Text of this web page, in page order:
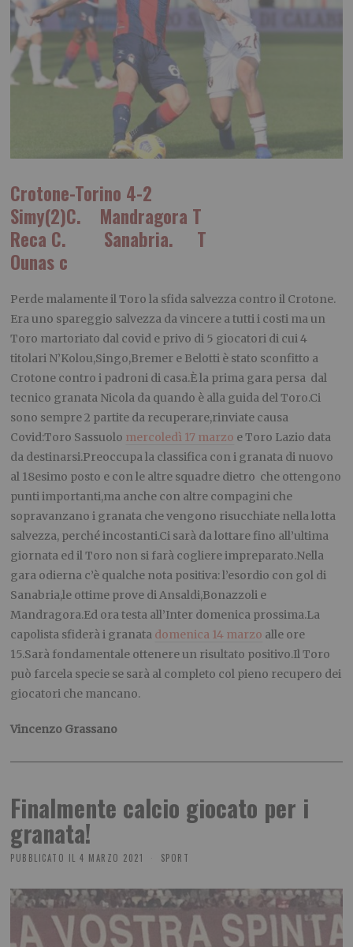
Crotone-Torino 4-2
Simy(2)C. Mandragora T
Reca C. Sanabria. T
Ounas c
Perde malamente il Toro la sfida salvezza contro il Crotone.
Era uno spareggio salvezza da vincere a tutti i costi ma un
Toro martoriato dal covid e privo di 5 giocatori di cui 4
titolari N’Kolou,Singo,Bremer e Belotti è stato sconfitto a
Crotone contro i padroni di casa.È la prima gara persa dal
tecnico granata Nicola da quando è alla guida del Toro.Ci
sono sempre 2 partite da recuperare,rinviate causa
Covid:Toro Sassuolo mercoledì 17 marzo e Toro Lazio data
da destinarsi.Preoccupa la classifica con i granata di nuovo
al 18esimo posto e con le altre squadre dietro che ottengono
punti importanti,ma anche con altre compagini che
sopravanzano i granata che vengono risucchiate nella lotta
salvezza, perché incostanti.Ci sarà da lottare fino all’ultima
giornata ed il Toro non si farà cogliere impreparato.Nella
gara odierna c’è qualche nota positiva: l’esordio con gol di
Sanabria,le ottime prove di Ansaldi,Bonazzoli e
Mandragora.Ed ora testa all’Inter domenica prossima.La
capolista sfiderà i granata domenica 14 marzo alle ore
15.Sarà fondamentale ottenere un risultato positivo.Il Toro
può farcela specie se sarà al completo col pieno recupero dei
giocatori che mancano.
Vincenzo Grassano
Finalmente calcio giocato per i
granata!
PUBBLICATO IL 4 MARZO 2021 SPORT